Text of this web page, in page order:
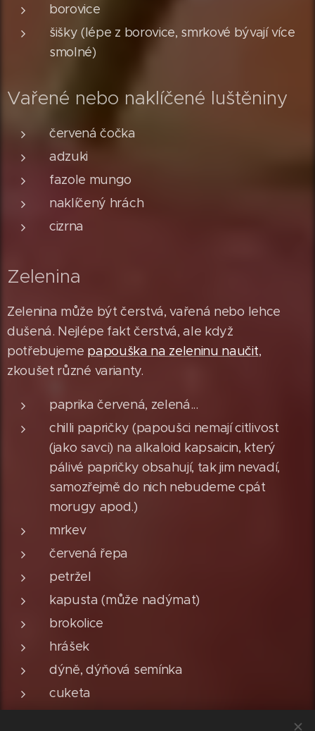
borovice
šišky (lépe z borovice, smrkové bývají více
smolné)
Vařené nebo naklíčené luštěniny
červená čočka
adzuki
fazole mungo
naklíčený hrách
cizrna
Zelenina
Zelenina může být čerstvá, vařená nebo lehce
dušená. Nejlépe fakt čerstvá, ale když
potřebujeme papouška na zeleninu naučit,
zkoušet různé varianty.
paprika červená, zelená...
chilli papričky (papoušci nemají citlivost
(jako savci) na alkaloid kapsaicin, který
pálivé papričky obsahují, tak jim nevadí,
samozřejmě do nich nebudeme cpát
morugy apod.)
mrkev
červená řepa
petržel
kapusta (může nadýmat)
brokolice
hrášek
dýně, dýňová semínka
cuketa